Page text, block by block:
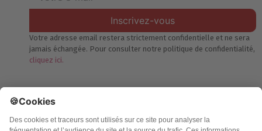
Inscrivez-vous
Votre adresse email restera strictement confidentielle et ne sera
jamais échangée. Pour consulter notre politique de confidentialité,
cliquez ici.